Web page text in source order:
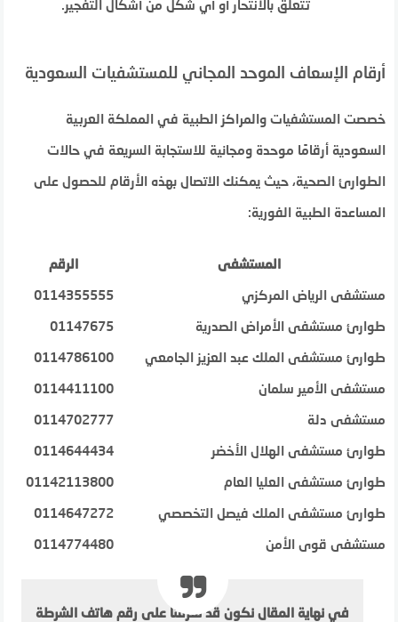
تتعلق بالانتحار أو أي شكل من أشكال التفجير.
أرقام الإسعاف الموحد المجاني للمستشفيات السعودية
خصصت المستشفيات والمراكز الطبية في المملكة العربية
السعودية أرقامًا موحدة ومجانية للاستجابة السريعة في حالات
الطوارئ الصحية، حيث يمكنك الاتصال بهذه الأرقام للحصول على
المساعدة الطبية الفورية:
المستشفى
الرقم
مستشفى الرياض المركزي
0114355555
طوارئ مستشفى الأمراض الصدرية
01147675
طوارئ مستشفى الملك عبد العزيز الجامعي
0114786100
مستشفى الأمير سلمان
0114411100
مستشفى دلة
0114702777
طوارئ مستشفى الهلال الأخضر
0114644434
طوارئ مستشفى العليا العام
01142113800
طوارئ مستشفى الملك فيصل التخصصي
0114647272
مستشفى قوى الأمن
0114774480
في نهاية المقال نكون قد تعرفنا على رقم هاتف الشرطة